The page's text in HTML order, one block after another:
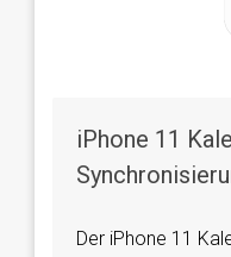
iPhone 11
Der iPhone 11